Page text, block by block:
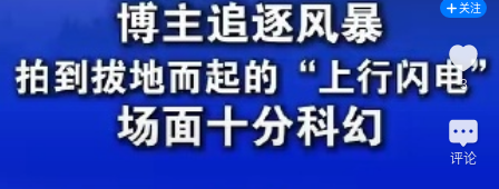
关注
3
评论